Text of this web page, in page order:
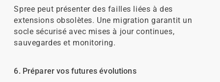
Spree peut présenter des failles liées à des
extensions obsolètes. Une migration garantit un
socle sécurisé avec mises à jour continues,
sauvegardes et monitoring.
6. Préparer vos futures évolutions